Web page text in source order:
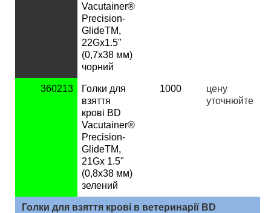
Vacutainer®
Precision-
GlideTM,
22Gx1.5"
(0,7х38 мм)
чорний
360213
Голки для
взяття
крові BD
Vacutainer®
Precision-
GlideTM,
21Gx 1.5"
(0,8х38 мм)
зелений
1000 цену
уточнюйте
Голки для взяття крові в ветеринарії BD